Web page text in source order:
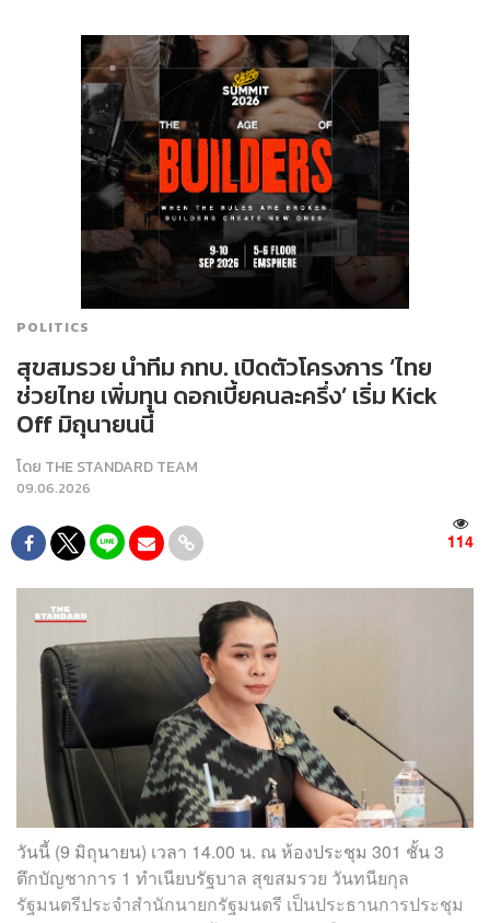
POLITICS
สุขสมรวย นำทีม กทบ. เปิดตัวโครงการ ‘ไทย
ช่วยไทย เพิ่มทุน ดอกเบี้ยคนละครึ่ง’ เริ่ม Kick
Off มิถุนายนนี้
โดย THE STANDARD TEAM
09.06.2026
114
วันนี้ (9 มิถุนายน) เวลา 14.00 น. ณ ห้องประชุม 301 ชั้น 3
ตึกบัญชาการ 1 ทำเนียบรัฐบาล สุขสมรวย วันทนียกุล
รัฐมนตรีประจำสำนักนายกรัฐมนตรี เป็นประธานการประชุม